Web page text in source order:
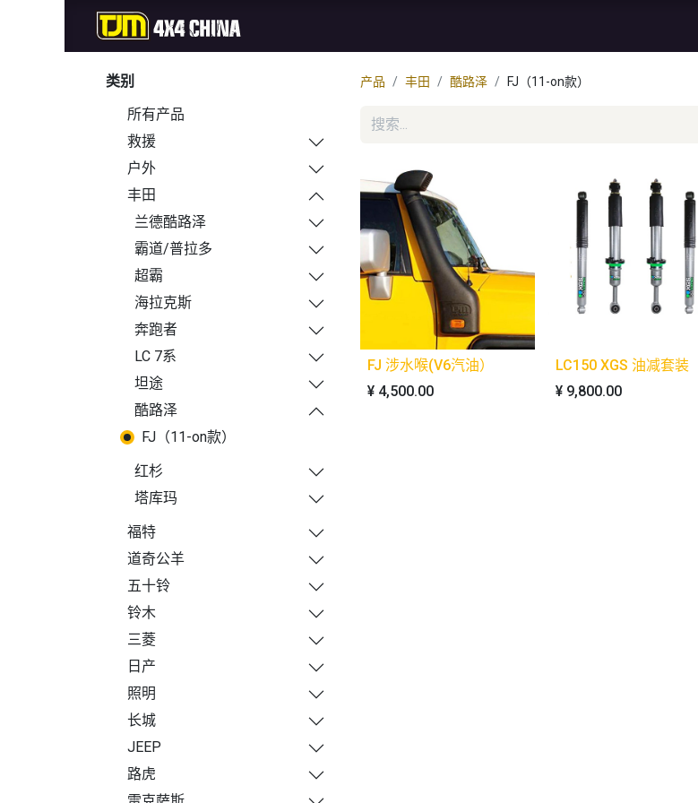
类别
所有产品
救援
户外
丰田
兰德酷路泽
霸道/普拉多
超霸
海拉克斯
奔跑者
LC 7系
坦途
酷路泽
FJ（11-on款）
红杉
塔库玛
福特
道奇公羊
五十铃
铃木
三菱
日产
照明
长城
JEEP
路虎
产品 丰田 酷路泽 FJ（11-on款）
FJ 涉水喉(V6汽油）
¥ 4,500.00
LC150 XGS 油减套装
¥ 9,800.00